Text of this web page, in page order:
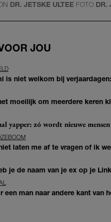
DR. JETSKE ULTEE FOTO DR.
JOU
is niet welkom bij
moeilijk om meerdere keren
yapper: zó wordt nieuwe
laten me af te vragen of ik
je de naam van je ex op je
een man naar andere kant